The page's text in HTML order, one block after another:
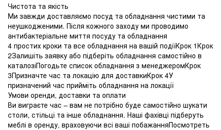
Чистота та якість
Ми завжди доставляємо посуд та обладнання чистими та
неушкодженими. Після кожного заходу ми проводимо
антибактеріальне миття посуду та обладнання
4 простих кроки та все обладнання на вашій подіїКрок 1Крок
2Залишіть заявку або підберіть обладнання самостійно в
каталозіПогодьте список обладнання з менеджеромКрок
3Призначте час та локацію для доставкиКрок 4У
призначений час прийміть обладнання на локації
Умови оренди, доставки та оплати
Ви виграєте час – вам не потрібно буде самостійно шукати
столи, стільці та інше обладнання. Наші фахівці підберуть
меблі в оренду, враховуючи всі ваші побажанняПосмотреть